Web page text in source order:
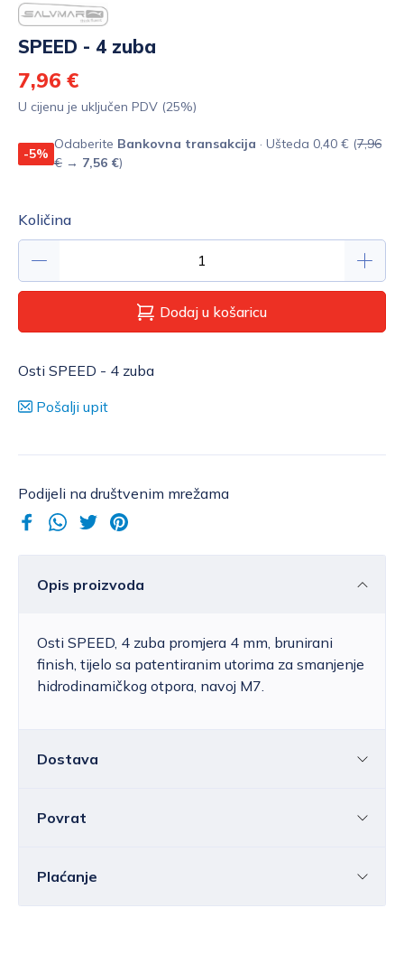
SPEED - 4 zuba
7,96 €
U cijenu je uključen PDV (25%)
-5%
Odaberite Bankovna transakcija · Ušteda 0,40 € (7,96
€ → 7,56 €)
Količina
Dodaj u košaricu
Osti SPEED - 4 zuba
Pošalji upit
Podijeli na društvenim mrežama
Opis proizvoda
Osti SPEED, 4 zuba promjera 4 mm, brunirani
finish, tijelo sa patentiranim utorima za smanjenje
hidrodinamičkog otpora, navoj M7.
Dostava
Hrvatska
se od 6,25 do 39,15 EUR, ovisno o masi
Povrat
Sve ili pojedine artikle možete vratiti u roku od
14
Plaćanje